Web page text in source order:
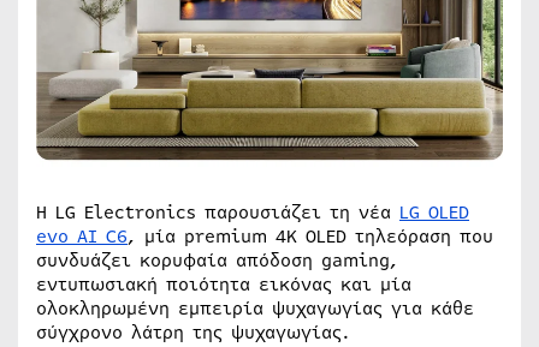
Η LG Electronics παρουσιάζει τη νέα LG OLED
evo AI C6, μία premium 4K OLED τηλεόραση που
συνδυάζει κορυφαία απόδοση gaming,
εντυπωσιακή ποιότητα εικόνας και μία
ολοκληρωμένη εμπειρία ψυχαγωγίας για κάθε
σύγχρονο λάτρη της ψυχαγωγίας.